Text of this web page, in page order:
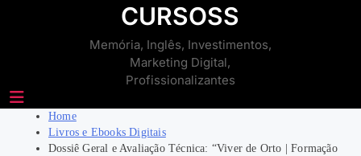
CURSOSS
Memória, Inglês, Investimentos,
Marketing Digital,
Profissionalizantes
Home
Livros e Ebooks Digitais
Dossiê Geral e Avaliação Técnica: “Viver de Orto | Formação